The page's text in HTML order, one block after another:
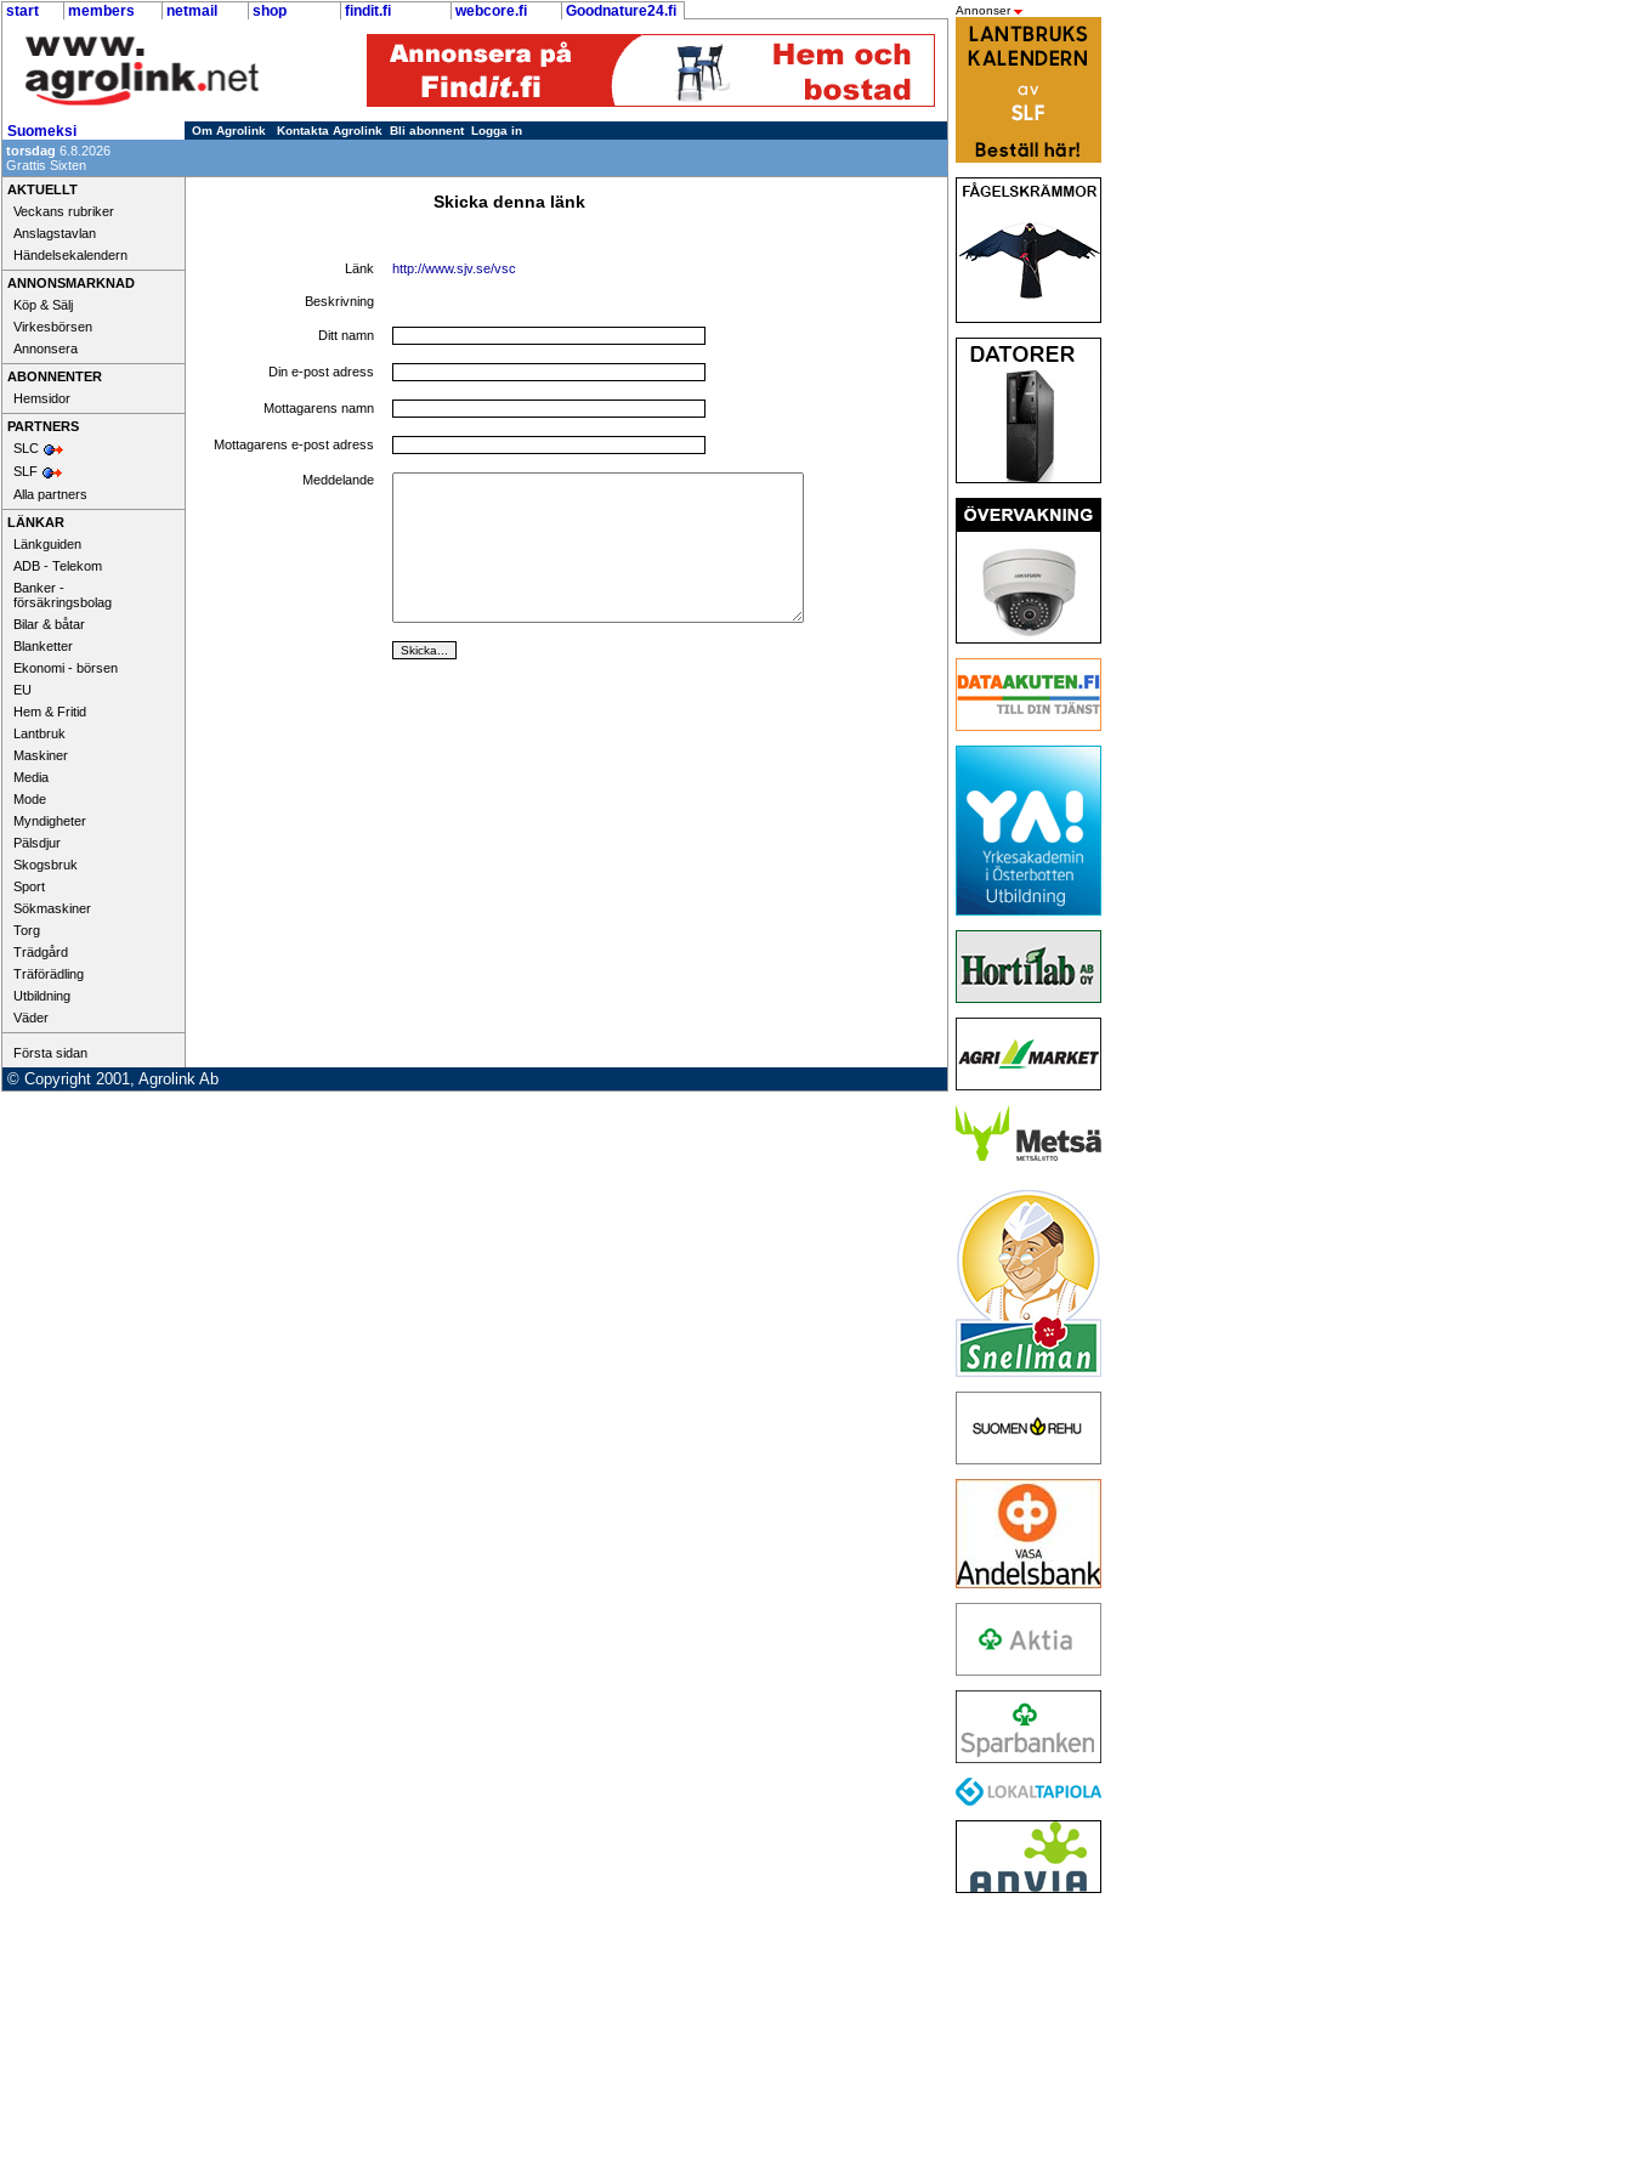
start members netmail shop findit.fi webcore.fi Goodnature24.fi
Suomeksi Om Agrolink Kontakta Agrolink Bli abonnent Logga in
torsdag 6.8.2026
Grattis Sixten
AKTUELLT
Veckans rubriker
Anslagstavlan
Händelsekalendern
ANNONSMARKNAD
Köp & Sälj
Virkesbörsen
Annonsera
ABONNENTER
Hemsidor
PARTNERS
SLC
SLF
Alla partners
LÄNKAR
Länkguiden
ADB - Telekom
Banker -
försäkringsbolag
Bilar & båtar
Blanketter
Ekonomi - börsen
EU
Hem & Fritid
Lantbruk
Maskiner
Media
Mode
Myndigheter
Pälsdjur
Skogsbruk
Sport
Sökmaskiner
Torg
Trädgård
Träförädling
Utbildning
Väder
Första sidan
Skicka denna länk
Länk http://www.sjv.se/vsc
Beskrivning
Ditt namn
Din e-post adress
Mottagarens namn
Mottagarens e-post adress
Meddelande
Annonser
© Copyright 2001, Agrolink Ab